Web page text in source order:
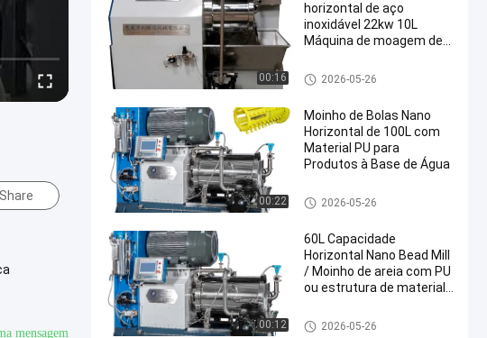
Share
mensagem
00:16
horizontal de aço
inoxidável 22kw 10L
Máquina de moagem de
Moinho de grânulos nano
2026-05-26
00:22
Moinho de Bolas Nano
Horizontal de 100L com
Material PU para
Produtos à Base de Água
Moinho de grânulos nano
2026-05-26
00:12
60L Capacidade
Horizontal Nano Bead Mill
/ Moinho de areia com PU
ou estrutura de material
Moinho de grânulos nano
2026-05-26